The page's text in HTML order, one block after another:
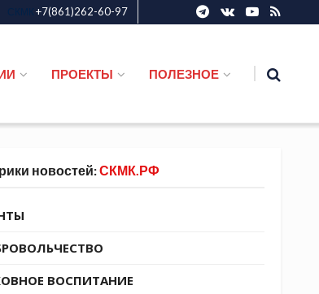
+7(861)262-60-97
ПРОЕКТЫ ПОЛЕЗНОЕ
новостей:СКМК.РФ
ВОСПИТАНИЕ